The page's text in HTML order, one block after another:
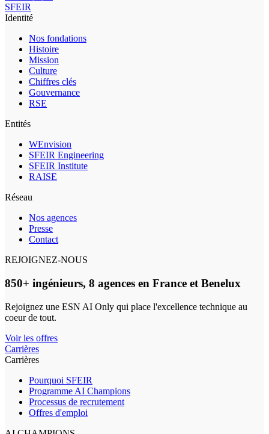
SFEIR
Identité
Nos fondations
Histoire
Mission
Culture
Chiffres clés
Gouvernance
RSE
Entités
WEnvision
SFEIR Engineering
SFEIR Institute
RAISE
Réseau
Nos agences
Presse
Contact
REJOIGNEZ-NOUS
850+ ingénieurs, 8 agences en France et Benelux
Rejoignez une ESN AI Only qui place l'excellence technique au
coeur de tout.
Voir les offres
Carrières
Carrières
Pourquoi SFEIR
Programme AI Champions
Processus de recrutement
Offres d'emploi